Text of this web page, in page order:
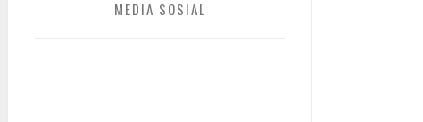
MEDIA SOSIAL